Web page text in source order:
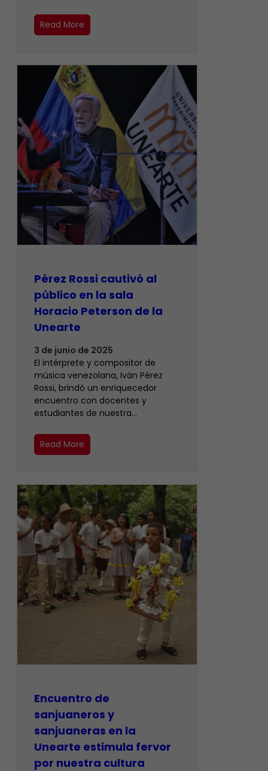
Read More
Pérez Rossi cautivó al
público en la sala
Horacio Peterson de la
Unearte
3 de junio de 2025
El intérprete y compositor de
música venezolana, Iván Pérez
Rossi, brindó un enriquecedor
encuentro con docentes y
estudiantes de nuestra…
Read More
Encuentro de
sanjuaneros y
sanjuaneras en la
Unearte estimula fervor
por nuestra cultura